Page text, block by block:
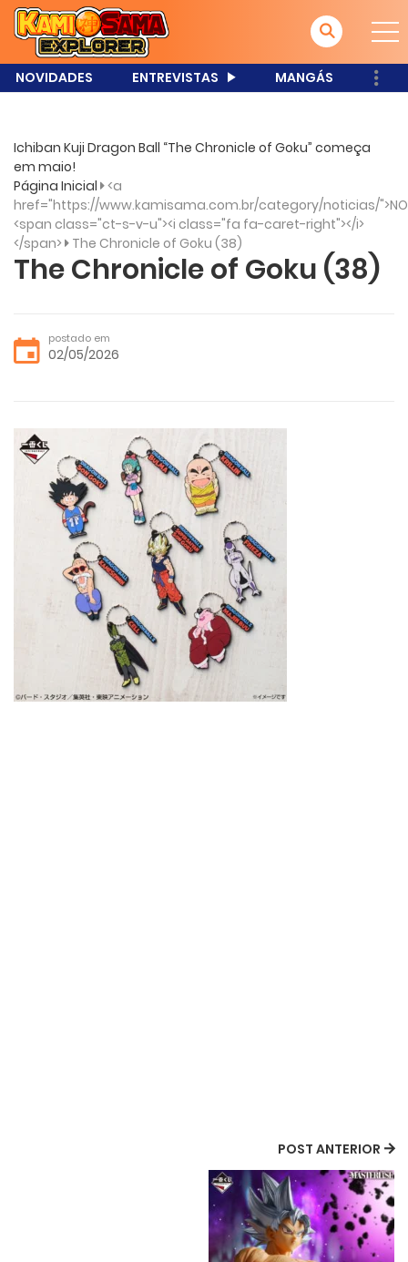
NOVIDADES ENTREVISTAS MANGÁS
Ichiban Kuji Dragon Ball “The Chronicle of Goku” começa
em maio!
Página Inicial <a
href="https://www.kamisama.com.br/category/noticias/
<span class="ct-s-v-u"><i class="fa fa-caret-right"></i>
</span> The Chronicle of Goku (38)
The Chronicle of Goku (38)
postado em
02/05/2026
POST ANTERIOR